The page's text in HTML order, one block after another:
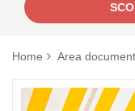
Home Area